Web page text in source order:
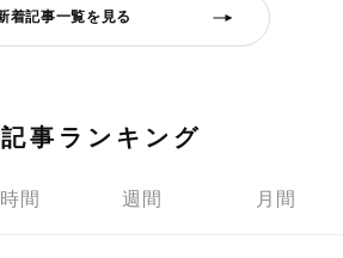
着記事一覧を見る
記事ランキング
間 週間 月間